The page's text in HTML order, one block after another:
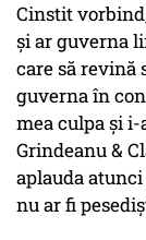
Cinstit
și ar guverna
care să revină
guverna în
mea culpa și
Grindeanu &
aplauda
nu ar fi